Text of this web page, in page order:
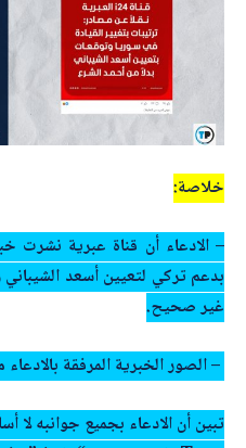
خلاصة:
– الادعاء أن قناة عبرية نشرت
بدعم تركي لتعيينأسعد الشيباني
غير صحيح.
– الصور الخبرية المرفقة